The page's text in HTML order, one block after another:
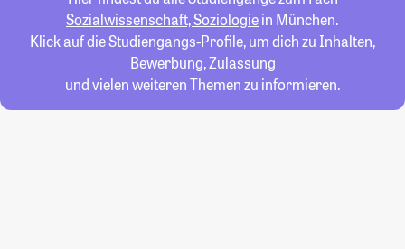
Sozialwissenschaft, Soziologiein München.
Klick auf die Studiengangs-Profile, um dich zu Inhalten,
Bewerbung, Zulassung
und vielen weiteren Themen zu informieren.